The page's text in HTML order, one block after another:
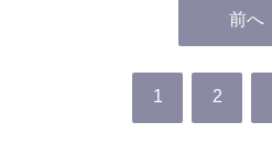
前へ
1 2